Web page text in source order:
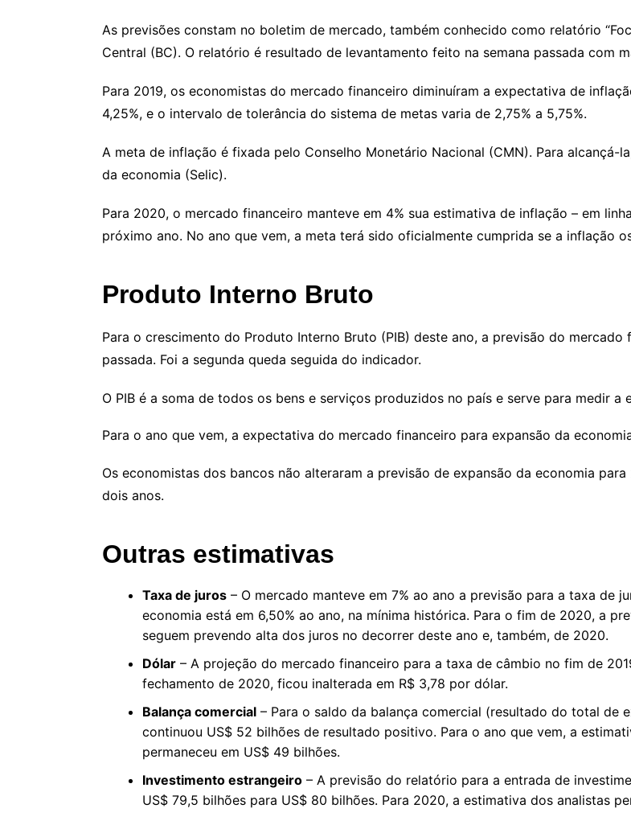
As previsões constam no boletim de mercado, também conhecido como relatório
Central (BC). O relatório é resultado de levantamento feito na semana passada com
Para 2019, os economistas do mercado financeiro diminuíram a expectativa de
4,25%, e o intervalo de tolerância do sistema de metas varia de 2,75% a 5,75%.
A meta de inflação é fixada pelo Conselho Monetário Nacional (CMN). Para alcançá-
da economia (Selic).
Para 2020, o mercado financeiro manteve em 4% sua estimativa de inflação – em
próximo ano. No ano que vem, a meta terá sido oficialmente cumprida se a inflação
Produto Interno Bruto
Para o crescimento do Produto Interno Bruto (PIB) deste ano, a previsão do mercado
passada. Foi a segunda queda seguida do indicador.
O PIB é a soma de todos os bens e serviços produzidos no país e serve para medir a
Para o ano que vem, a expectativa do mercado financeiro para expansão da
Os economistas dos bancos não alteraram a previsão de expansão da economia
dois anos.
Outras estimativas
Taxa de juros – O mercado manteve em 7% ao ano a previsão para a taxa de
economia está em 6,50% ao ano, na mínima histórica. Para o fim de 2020, a
seguem prevendo alta dos juros no decorrer deste ano e, também, de 2020.
Dólar – A projeção do mercado financeiro para a taxa de câmbio no fim de
fechamento de 2020, ficou inalterada em R$ 3,78 por dólar.
Balança comercial – Para o saldo da balança comercial (resultado do total de
continuou US$ 52 bilhões de resultado positivo. Para o ano que vem, a
permaneceu em US$ 49 bilhões.
Investimento estrangeiro – A previsão do relatório para a entrada de
US$ 79,5 bilhões para US$ 80 bilhões. Para 2020, a estimativa dos analistas